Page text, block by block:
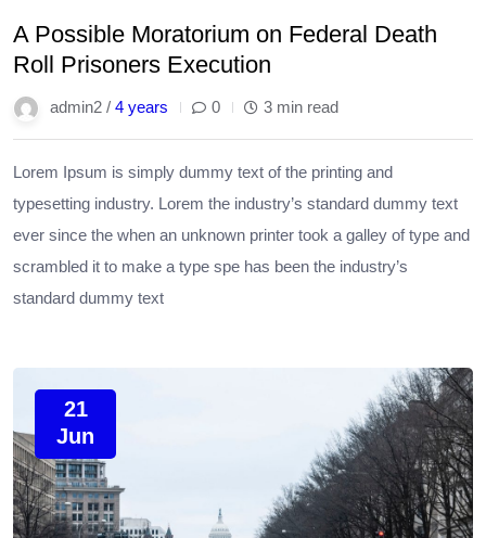
A Possible Moratorium on Federal Death
Roll Prisoners Execution
admin2 / 4 years 0 3 min read
Lorem Ipsum is simply dummy text of the printing and
typesetting industry. Lorem the industry’s standard dummy text
ever since the when an unknown printer took a galley of type and
scrambled it to make a type spe has been the industry’s
standard dummy text
21
Jun